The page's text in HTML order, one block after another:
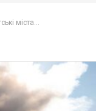
складів"
в темряву,